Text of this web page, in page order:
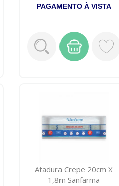
PAGAMENTO À VISTA
Atadura Crepe 20cm X
1,8m Sanfarma